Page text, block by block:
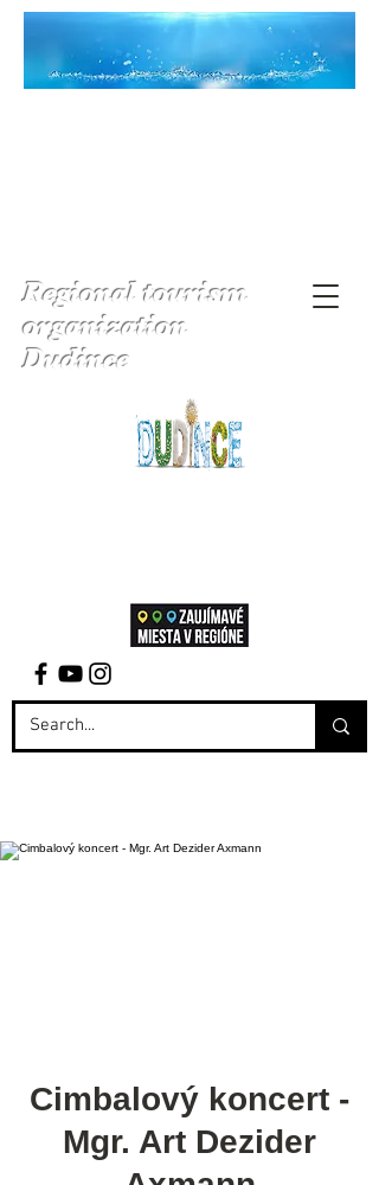
Regional tourism
organization
Dudince
Cimbalový koncert -
Mgr. Art Dezider